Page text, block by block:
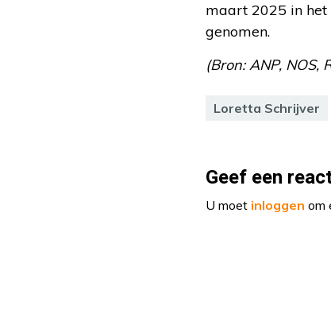
maart 2025 in het
genomen.
(Bron: ANP, NOS,
Loretta Schrijver
Geef een
U moet inloggen om